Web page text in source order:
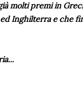
molti premi in
Inghilterra e che